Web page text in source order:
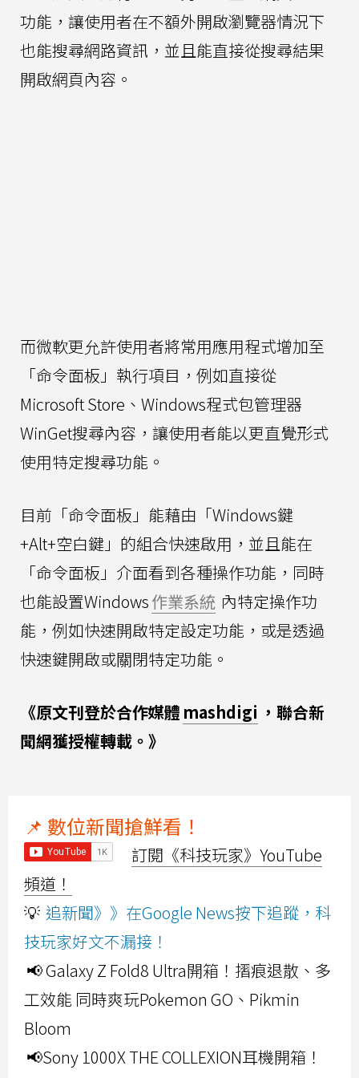
功能，讓使用者在不額外開啟瀏覽器情況下
也能搜尋網路資訊，並且能直接從搜尋結果
開啟網頁內容。
而微軟更允許使用者將常用應用程式增加至
「命令面板」執行項目，例如直接從
Microsoft Store、Windows程式包管理器
WinGet搜尋內容，讓使用者能以更直覺形式
使用特定搜尋功能。
目前「命令面板」能藉由「Windows鍵
+Alt+空白鍵」的組合快速啟用，並且能在
「命令面板」介面看到各種操作功能，同時
也能設置Windows作業系統 內特定操作功
能，例如快速開啟特定設定功能，或是透過
快速鍵開啟或關閉特定功能。
《原文刊登於合作媒體 mashdigi ，聯合新
聞網獲授權轉載。》
📌 數位新聞搶鮮看！
訂閱《科技玩家》YouTube
頻道！
💡 追新聞》》在Google News按下追蹤，科
技玩家好文不漏接！
📢 Galaxy Z Fold8 Ultra開箱！摺痕退散、多
工效能 同時爽玩Pokemon GO、Pikmin
Bloom
📢Sony 1000X THE COLLEXION耳機開箱！